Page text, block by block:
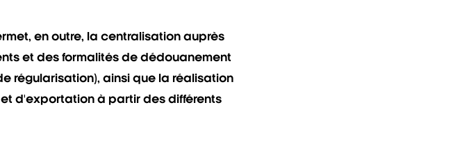
en outre, la centralisation auprès
et des formalités de dédouanement
régularisation), ainsi que la réalisation
d'exportation à partir des différents